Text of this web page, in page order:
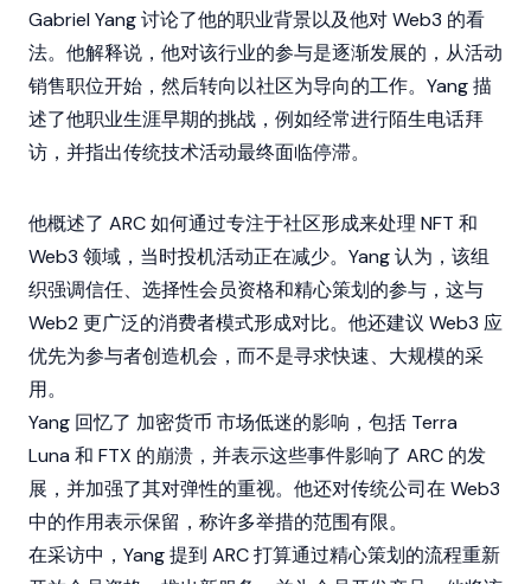
Gabriel Yang 讨论了他的职业背景以及他对Web3 的看
法。他解释说，他对该行业的参与是逐渐发展的，从活动
销售职位开始，然后转向以社区为导向的工作。Yang 描
述了他职业生涯早期的挑战，例如经常进行陌生电话拜
访，并指出传统技术活动最终面临停滞。
他概述了 ARC 如何通过专注于社区形成来处理 NFT 和
Web3 领域，当时投机活动正在减少。Yang 认为，该组
织强调信任、选择性会员资格和精心策划的参与，这与
Web2 更广泛的消费者模式形成对比。他还建议 Web3 应
优先为参与者创造机会，而不是寻求快速、大规模的采
用。
Yang 回忆了 加密货币 市场低迷的影响，包括 Terra
Luna 和 FTX 的崩溃，并表示这些事件影响了 ARC 的发
展，并加强了其对弹性的重视。他还对传统公司在 Web3
中的作用表示保留，称许多举措的范围有限。
在采访中，Yang 提到 ARC 打算通过精心策划的流程重新